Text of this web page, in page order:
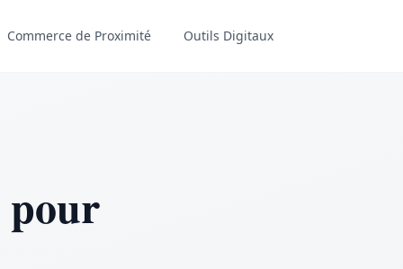
Commerce de Proximité Outils Digitaux
pour